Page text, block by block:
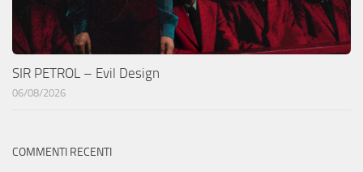
SIR PETROL – Evil Design
06/08/2026
COMMENTI RECENTI